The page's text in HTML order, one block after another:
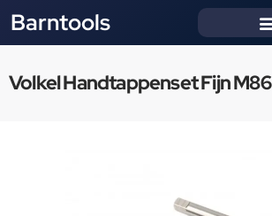
Barntools
Volkel Handtappenset Fijn M86